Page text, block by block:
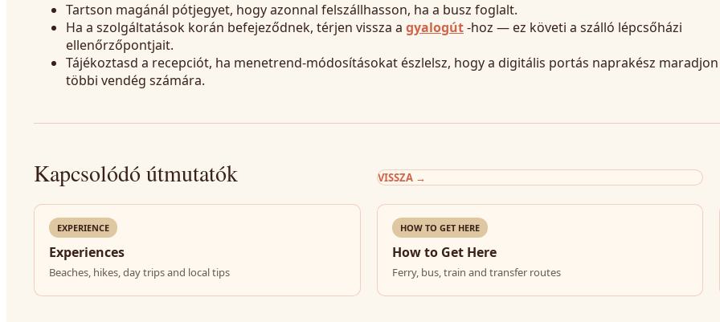
Tartson magánál pótjegyet, hogy azonnal felszállhasson, ha a busz foglalt.
Ha a szolgáltatások korán befejeződnek, térjen vissza a gyalogút-hoz — ez követi a szálló lépcsőházi
ellenőrzőpontjait.
Tájékoztasd a recepciót, ha menetrend-módosításokat észlelsz, hogy a digitális portás naprakész
többi vendég számára.
Kapcsolódó útmutatók VISSZA→
EXPERIENCE
Experiences
Beaches, hikes, day trips and local tips
HOW TO GET HERE
How to Get Here
Ferry, bus, train and transfer routes